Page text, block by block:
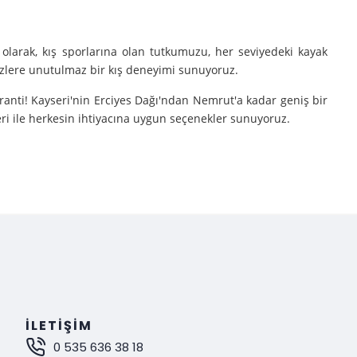
kış sporlarına olan tutkumuzu, her seviyedeki kayak
unutulmaz bir kış deneyimi sunuyoruz.
Kayseri'nin Erciyes Dağı'ndan Nemrut'a kadar geniş bir
ile herkesin ihtiyacına uygun seçenekler sunuyoruz.
çıkarıyoruz.
bir deneyim sunuyoruz.
İLETIŞIM
0 535 636 38 18